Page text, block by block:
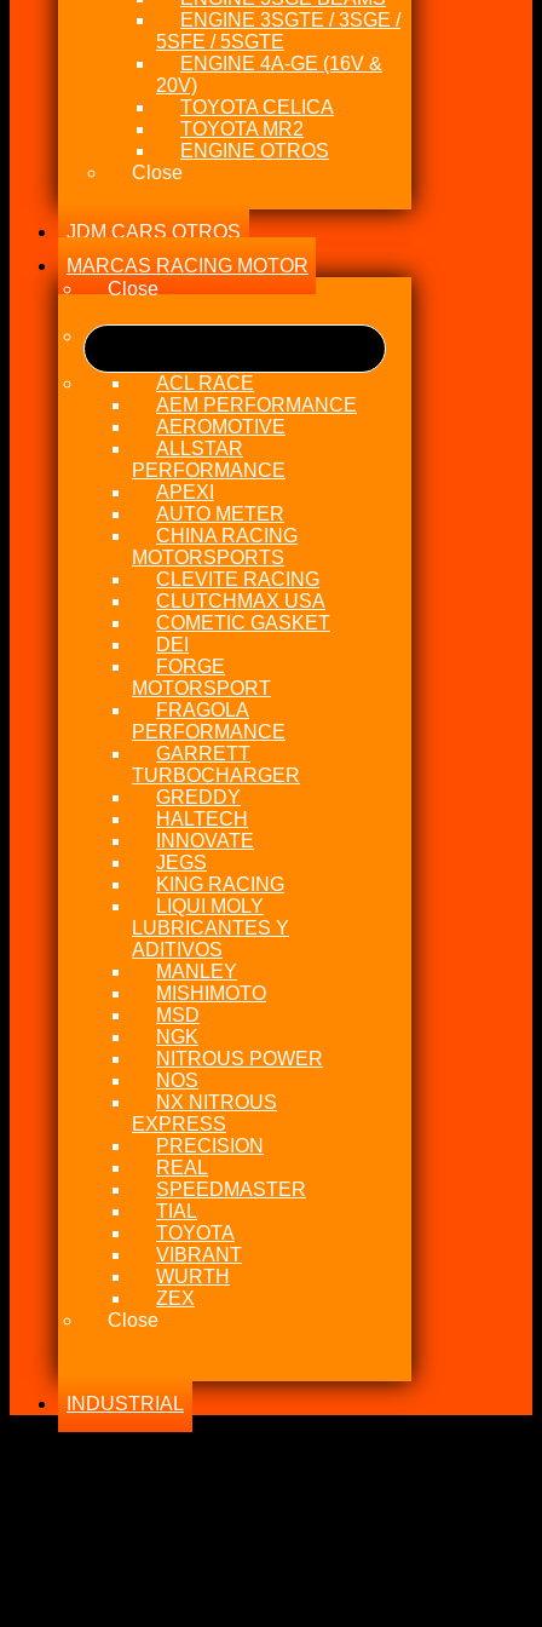
ENGINE 3SGTE / 3SGE /
5SFE / 5SGTE
ENGINE 4A-GE (16V &
20V)
TOYOTA CELICA
TOYOTA MR2
ENGINE OTROS
Close
JDM CARS OTROS
MARCAS RACING MOTOR
Close
ACL RACE
AEM PERFORMANCE
AEROMOTIVE
ALLSTAR
PERFORMANCE
APEXI
AUTO METER
CHINA RACING
MOTORSPORTS
CLEVITE RACING
CLUTCHMAX USA
COMETIC GASKET
DEI
FORGE
MOTORSPORT
FRAGOLA
PERFORMANCE
GARRETT
TURBOCHARGER
GREDDY
HALTECH
INNOVATE
JEGS
KING RACING
LIQUI MOLY
LUBRICANTES Y
ADITIVOS
MANLEY
MISHIMOTO
MSD
NGK
NITROUS POWER
NOS
NX NITROUS
EXPRESS
PRECISION
REAL
SPEEDMASTER
TIAL
TOYOTA
VIBRANT
WURTH
ZEX
Close
INDUSTRIAL